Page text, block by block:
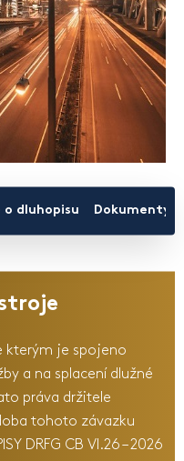
o dluhopisu Dokumenty
kterým je spojeno
a na splacení dlužné
práva držitele
tohoto závazku
DRFG CB VI.26 – 2026